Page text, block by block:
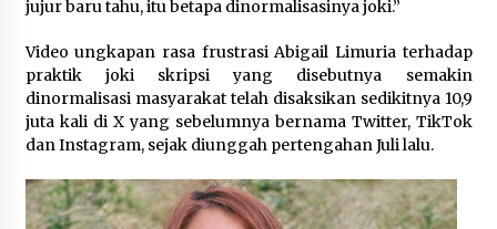
Kendalikan Jumlah Penduduk, BKKBN
Gencarkan Program Vasektomi Gratis dengan
Insentif Uang
May 22, 2024
Hari Tanpa Tembakau Sedunia Serukan
June 2, 2024
jujur baru tahu, itu betapa dinormalisasinya joki.”
Video ungkapan rasa frustrasi Abigail Limuria terhadap
praktik joki skripsi yang disebutnya semakin
dinormalisasi masyarakat telah disaksikan sedikitnya 10,9
juta kali di X yang sebelumnya bernama Twitter, TikTok
dan Instagram, sejak diunggah pertengahan Juli lalu.